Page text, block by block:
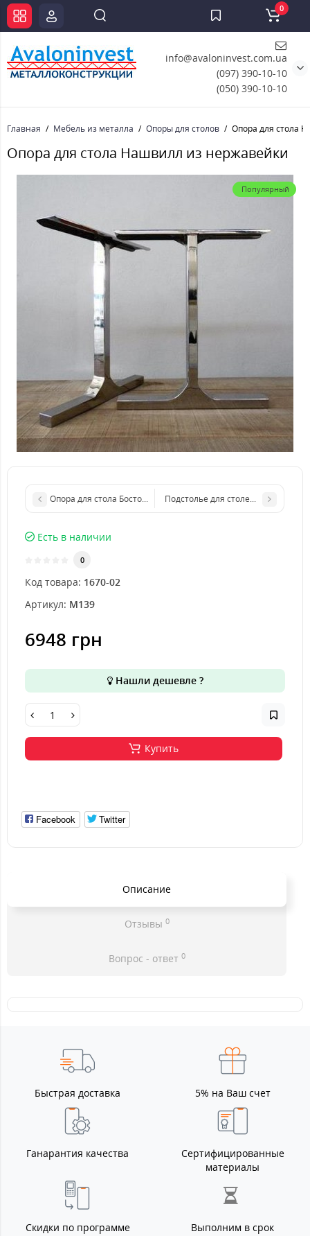
info@avaloninvest.com.ua
(097) 390-10-10
(050) 390-10-10
0
Главная Мебель из металла Опоры для столов Опора для стола
Опора для стола Нашвилл из нержавейки
Популярный
Опора для стола Бостон из нержавейкиПодстолье для столешницы
Есть в наличии
0
Код товара: 1670-02
Артикул: M139
6948 грн
Нашли дешевле ?
Купить
Facebook Twitter
Описание
Отзывы 0
Вопрос - ответ 0
Быстрая доставка 5% на Ваш счет
Ганарантия качества
Сертифицированные
материалы
Скидки по программе Выполним в срок